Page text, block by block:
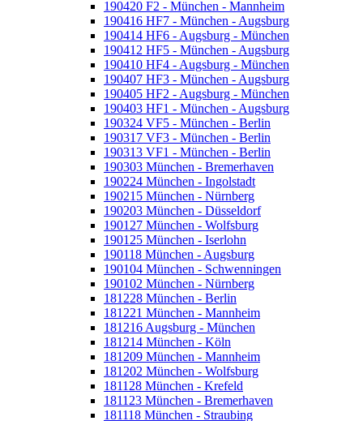
190420 F2 - München - Mannheim
190416 HF7 - München - Augsburg
190414 HF6 - Augsburg - München
190412 HF5 - München - Augsburg
190410 HF4 - Augsburg - München
190407 HF3 - München - Augsburg
190405 HF2 - Augsburg - München
190403 HF1 - München - Augsburg
190324 VF5 - München - Berlin
190317 VF3 - München - Berlin
190313 VF1 - München - Berlin
190303 München - Bremerhaven
190224 München - Ingolstadt
190215 München - Nürnberg
190203 München - Düsseldorf
190127 München - Wolfsburg
190125 München - Iserlohn
190118 München - Augsburg
190104 München - Schwenningen
190102 München - Nürnberg
181228 München - Berlin
181221 München - Mannheim
181216 Augsburg - München
181214 München - Köln
181209 München - Mannheim
181202 München - Wolfsburg
181128 München - Krefeld
181123 München - Bremerhaven
181118 München - Straubing